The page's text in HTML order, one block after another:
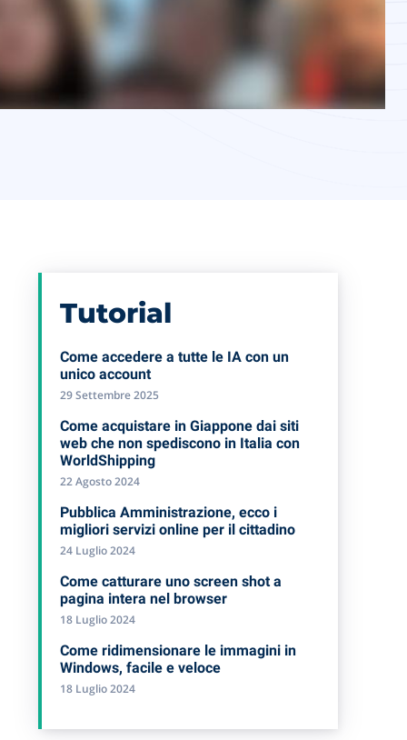
Tutorial
Come accedere a tutte le IA con un
unico account
29 Settembre 2025
Come acquistare in Giappone dai siti
web che non spediscono in Italia con
WorldShipping
22 Agosto 2024
Pubblica Amministrazione, ecco i
migliori servizi online per il cittadino
24 Luglio 2024
Come catturare uno screen shot a
pagina intera nel browser
18 Luglio 2024
Come ridimensionare le immagini in
Windows, facile e veloce
18 Luglio 2024